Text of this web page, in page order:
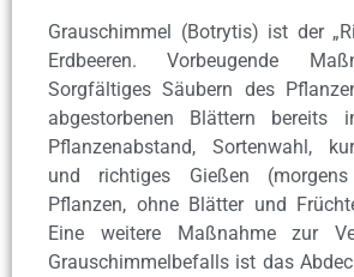
Grauschimmel (Botrytis) ist der
Erdbeeren. Vorbeugende
Sorgfältiges Säubern des
abgestorbenen Blättern bereits
Pflanzenabstand, Sortenwahl,
und richtiges Gießen
Pflanzen, ohne Blätter und
Eine weitere Maßnahme zur
Grauschimmelbefalls ist das